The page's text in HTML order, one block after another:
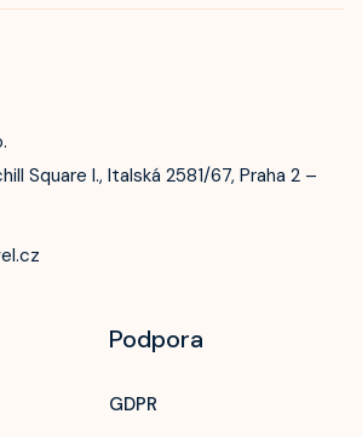
Square I., Italská 2581/67, Praha 2 –
Podpora
GDPR